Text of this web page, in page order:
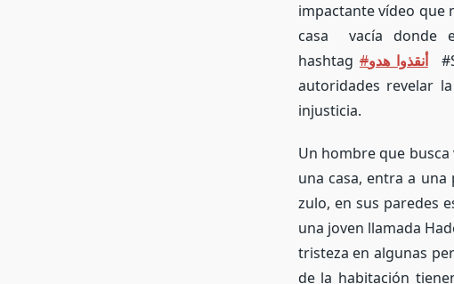
impactante vídeo que
casa vacía donde
hashtag #أنقذوا_هدو⁩
autoridades revelar
injusticia.
Un hombre que
una casa, entra a
zulo, en sus paredes
una joven llamada
tristeza en algunas
de la habitación